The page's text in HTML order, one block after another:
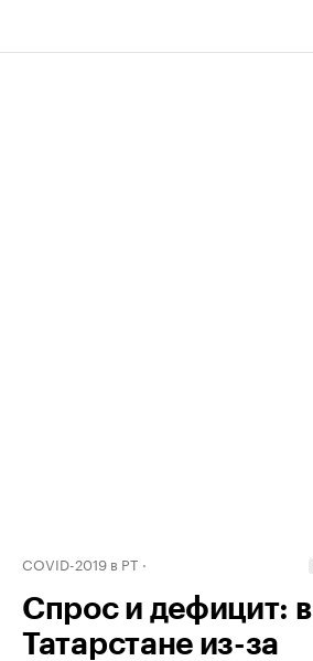
COVID-2019 в РТ
Спрос и дефицит: в
Татарстане из-за